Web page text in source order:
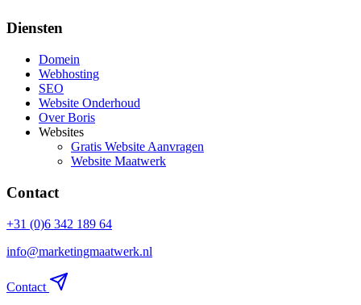
Diensten
Domein
Webhosting
SEO
Website Onderhoud
Over Boris
Websites
Gratis Website Aanvragen
Website Maatwerk
Contact
+31 (0)6 342 189 64
info@marketingmaatwerk.nl
Contact